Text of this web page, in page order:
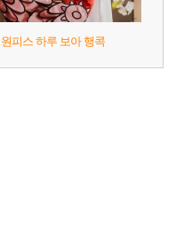
원피스 하루 보아 행콕